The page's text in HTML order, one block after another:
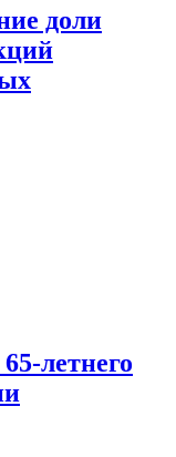
доли
летнего